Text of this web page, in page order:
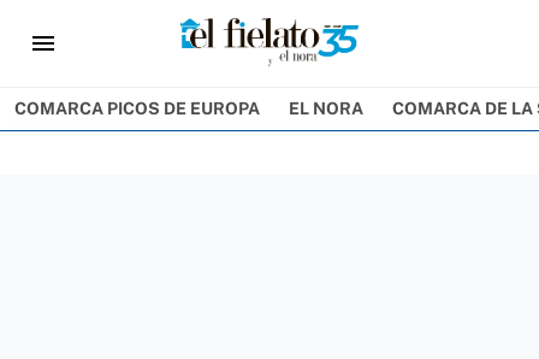
menu
COMARCA PICOS DE EUROPA EL NORA COMARCA DE LA